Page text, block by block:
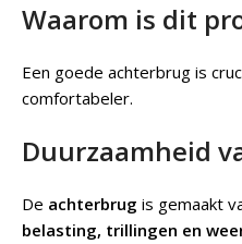
Waarom is dit
Een goede achterbrug is
comfortabeler.
Duurzaamheid
De achterbrug is gemaakt
belasting, trillingen en